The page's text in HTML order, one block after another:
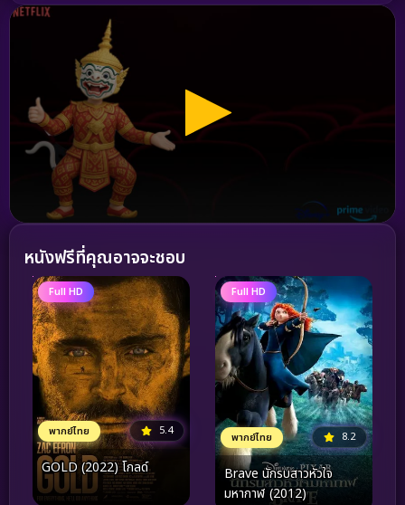
หนังฟรีที่คุณอาจจะชอบ
Full HD
พากย์ไทย 5.4
GOLD (2022) โกลด์
Full HD
พากย์ไทย 8.2
Brave นักรบสาวหัวใจ
มหากาฬ (2012)